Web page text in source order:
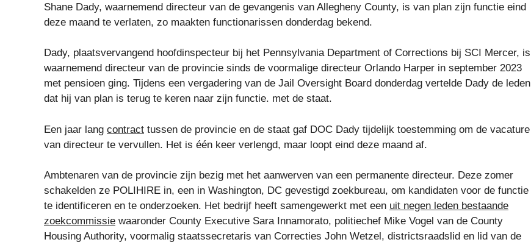
Shane Dady, waarnemend directeur van de gevangenis van Allegheny County, is van plan zijn functie eind
deze maand te verlaten, zo maakten functionarissen donderdag bekend.
Dady, plaatsvervangend hoofdinspecteur bij het Pennsylvania Department of Corrections bij SCI Mercer, is
waarnemend directeur van de provincie sinds de voormalige directeur Orlando Harper in september 2023
met pensioen ging. Tijdens een vergadering van de Jail Oversight Board donderdag vertelde Dady de leden
dat hij van plan is terug te keren naar zijn functie. met de staat.
Een jaar lang contract tussen de provincie en de staat gaf DOC Dady tijdelijk toestemming om de vacature
van directeur te vervullen. Het is één keer verlengd, maar loopt eind deze maand af.
Ambtenaren van de provincie zijn bezig met het aanwerven van een permanente directeur. Deze zomer
schakelden ze POLIHIRE in, een in Washington, DC gevestigd zoekbureau, om kandidaten voor de functie
te identificeren en te onderzoeken. Het bedrijf heeft samengewerkt met een uit negen leden bestaande
zoekcommissie waaronder County Executive Sara Innamorato, politiechef Mike Vogel van de County
Housing Authority, voormalig staatssecretaris van Correcties John Wetzel, districtsraadslid en lid van de